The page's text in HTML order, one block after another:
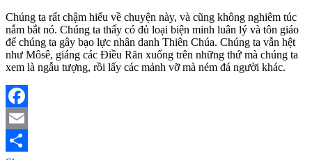
Chúng ta rất chậm hiểu về chuyện này, và cũng không nghiêm túc
nắm bắt nó. Chúng ta thấy có đủ loại biện minh luân lý và tôn giáo
để chúng ta gây bạo lực nhân danh Thiên Chúa. Chúng ta vẫn hệt
như Môsê, giáng các Điều Răn xuống trên những thứ mà chúng ta
xem là ngẫu tượng, rồi lấy các mảnh vỡ mà ném đá người khác.
Facebook
Email